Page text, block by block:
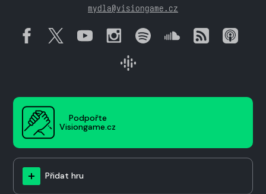
mydla@visiongame.cz
Podpořte
Visiongame.cz
Přidat hru